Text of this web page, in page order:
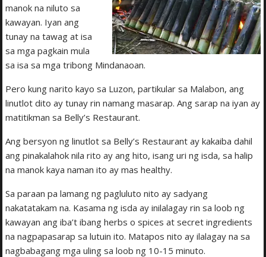
manok na niluto sa
kawayan. Iyan ang
tunay na tawag at isa
sa mga pagkain mula
sa isa sa mga tribong Mindanaoan.
Pero kung narito kayo sa Luzon, partikular sa Malabon, ang
linutlot dito ay tunay rin namang masarap. Ang sarap na iyan ay
matitikman sa Belly’s Restaurant.
Ang bersyon ng linutlot sa Belly’s Restaurant ay kakaiba dahil
ang pinakalahok nila rito ay ang hito, isang uri ng isda, sa halip
na manok kaya naman ito ay mas healthy.
Sa paraan pa lamang ng pagluluto nito ay sadyang
nakatatakam na. Kasama ng isda ay inilalagay rin sa loob ng
kawayan ang iba’t ibang herbs o spices at secret ingredients
na nagpapasarap sa lutuin ito. Matapos nito ay ilalagay na sa
nagbabagang mga uling sa loob ng 10-15 minuto.